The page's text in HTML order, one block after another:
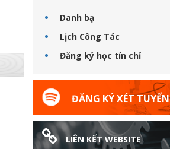
Danh bạ
Lịch Công Tác
Đăng ký học tín chỉ
ĐĂNG KÝ XÉT TUYỂN
LIÊN KẾT WEBSITE